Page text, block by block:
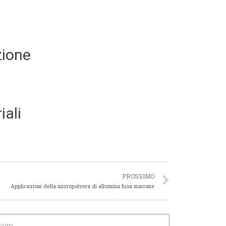
PROSSIMO
Applicazioni della micropolvera di allumina fusa marrone